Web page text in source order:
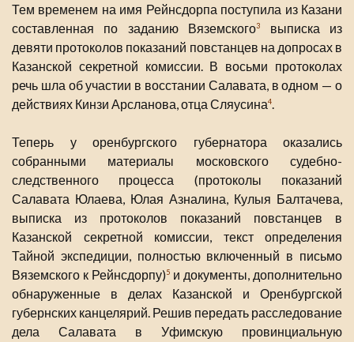
Тем временем на имя Рейнсдорпа поступила из Казани
составленная по заданию Вяземского3
выписка из
девяти протоколов показаний повстанцев на допросах в
Казанской секретной комиссии. В восьми протоколах
речь шла об участии в восстании Салавата, в одном — о
действиях Кинзи Арсланова, отца Сляусина4.
Теперь у оренбургского губернатора оказались
собранными материалы московского судебно-
следственного процесса (протоколы показаний
Салавата Юлаева, Юлая Азналина, Кулыя Балтачева,
выписка из протоколов показаний повстанцев в
Казанской секретной комиссии, текст определения
Тайной экспедиции, полностью включенный в письмо
Вяземского к Рейнсдорпу)5 и документы, дополнительно
обнаруженные в делах Казанской и Оренбургской
губернских канцелярий. Решив передать расследование
дела Салавата в Уфимскую провинциальную